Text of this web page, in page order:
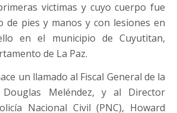
victimas y cuyo cuerpo fue
de pies y manos y con lesiones en
en el municipio de Cuyutitan,
de La Paz.
un llamado al Fiscal General de la
Douglas Meléndez, y al Director
Nacional Civil (PNC), Howard